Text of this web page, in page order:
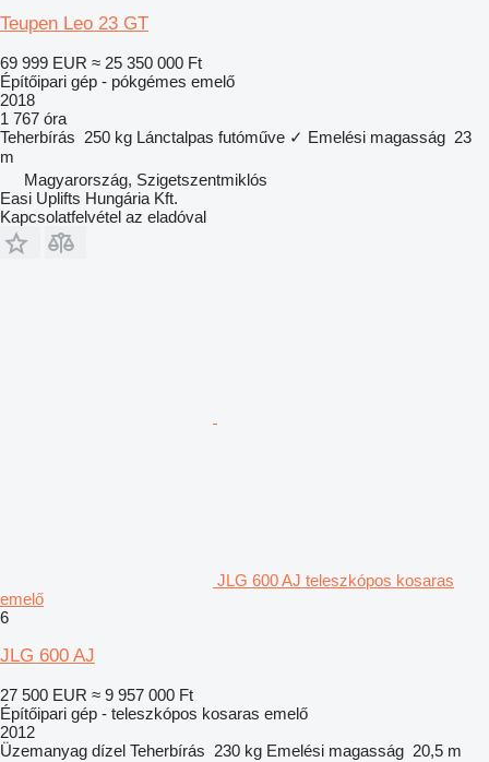
Teupen Leo 23 GT
69 999 EUR ≈ 25 350 000 Ft
Építőipari gép - pókgémes emelő
2018
1 767 óra
Teherbírás 250 kg Lánctalpas futóműve ✓ Emelési magasság 23
m
Magyarország, Szigetszentmiklós
Easi Uplifts Hungária Kft.
Kapcsolatfelvétel az eladóval
JLG 600 AJ teleszkópos kosaras
emelő
6
JLG 600 AJ
27 500 EUR ≈ 9 957 000 Ft
Építőipari gép - teleszkópos kosaras emelő
2012
Üzemanyag dízel Teherbírás 230 kg Emelési magasság 20,5 m